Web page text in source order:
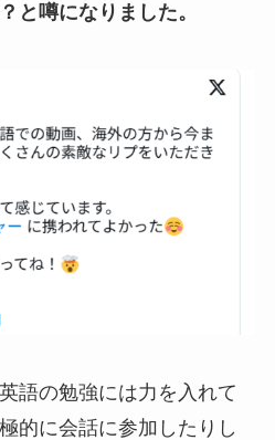
と噂になりました。
語の勉強には力を入れて
的に会話に参加したりし